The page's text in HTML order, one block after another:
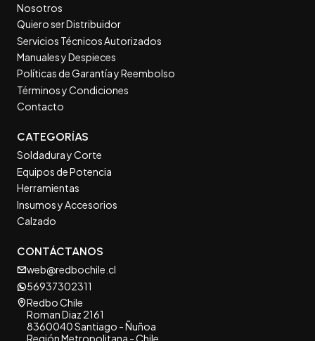
Nosotros
Quiero ser Distribuidor
Servicios Técnicos Autorizados
Manuales y Despieces
Políticas de Garantía y Reembolso
Términos y Condiciones
Contacto
CATEGORÍAS
Soldadura y Corte
Equipos de Potencia
Herramientas
Insumos y Accesorios
Calzado
CONTÁCTANOS
web@redbochile.cl
56937302311
Redbo Chile
Roman Diaz 2161
8360040 Santiago - Ñuñoa
Región Metropolitana - Chile